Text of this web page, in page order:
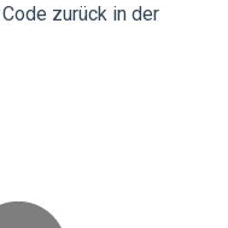
zurück in der